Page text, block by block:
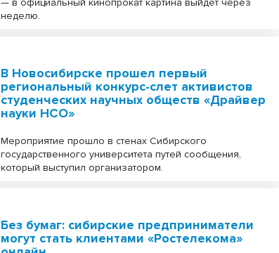
— в официальный кинопрокат картина выйдет через
неделю.
В Новосибирске прошел первый
региональный конкурс-слет активистов
студенческих научных обществ «Драйвер
науки НСО»
Мероприятие прошло в стенах Сибирского
государственного университета путей сообщения,
который выступил организатором.
Без бумаг: сибирские предприниматели
могут стать клиентами «Ростелекома»